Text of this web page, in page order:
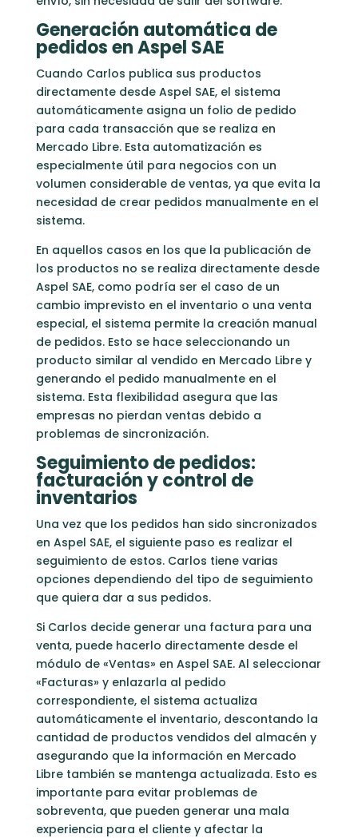
Generación automática de
pedidos en Aspel SAE
Cuando Carlos publica sus productos
directamente desde Aspel SAE, el sistema
automáticamente asigna un folio de pedido
para cada transacción que se realiza en
Mercado Libre. Esta automatización es
especialmente útil para negocios con un
volumen considerable de ventas, ya que evita la
necesidad de crear pedidos manualmente en el
sistema.
En aquellos casos en los que la publicación de
los productos no se realiza directamente desde
Aspel SAE, como podría ser el caso de un
cambio imprevisto en el inventario o una venta
especial, el sistema permite la creación manual
de pedidos. Esto se hace seleccionando un
producto similar al vendido en Mercado Libre y
generando el pedido manualmente en el
sistema. Esta flexibilidad asegura que las
empresas no pierdan ventas debido a
problemas de sincronización.
Seguimiento de pedidos:
facturación y control de
inventarios
Una vez que los pedidos han sido sincronizados
en Aspel SAE, el siguiente paso es realizar el
seguimiento de estos. Carlos tiene varias
opciones dependiendo del tipo de seguimiento
que quiera dar a sus pedidos.
Si Carlos decide generar una factura para una
venta, puede hacerlo directamente desde el
módulo de «Ventas» en Aspel SAE. Al seleccionar
«Facturas» y enlazarla al pedido
correspondiente, el sistema actualiza
automáticamente el inventario, descontando la
cantidad de productos vendidos del almacén y
asegurando que la información en Mercado
Libre también se mantenga actualizada. Esto es
importante para evitar problemas de
sobreventa, que pueden generar una mala
experiencia para el cliente y afectar la